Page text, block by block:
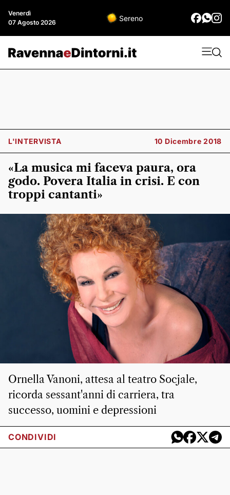
Venerdì
07 Agosto 2026
Sereno
L'INTERVISTA 10 Dicembre 2018
«La musica mi faceva paura, ora
godo. Povera Italia in crisi. E con
troppi cantanti»
Ornella Vanoni, attesa al teatro Socjale,
ricorda sessant'anni di carriera, tra
successo, uomini e depressioni
CONDIVIDI